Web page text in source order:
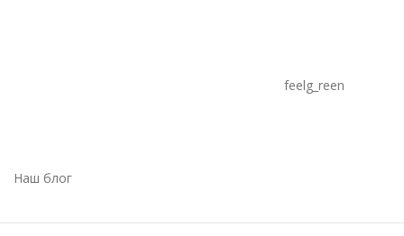
feelg_reen
Наш блог